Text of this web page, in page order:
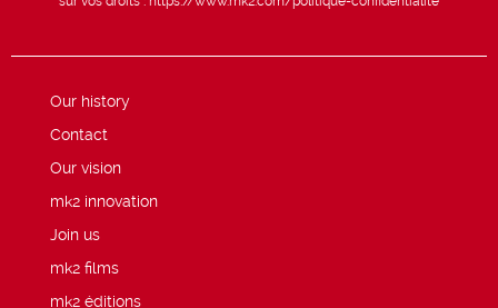
Our history
Contact
Our vision
mk2 innovation
Join us
mk2 films
mk2 éditions